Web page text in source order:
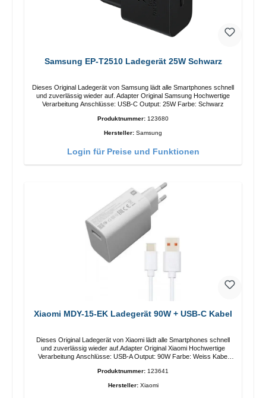
Samsung EP-T2510 Ladegerät 25W Schwarz
Dieses Original Ladegerät von Samsung lädt alle Smartphones schnell
und zuverlässig wieder auf. Adapter Original Samsung Hochwertige
Verarbeitung Anschlüsse: USB-C Output: 25W Farbe: Schwarz
Produktnummer: 123680
Hersteller: Samsung
Login für Preise und Funktionen
Xiaomi MDY-15-EK Ladegerät 90W + USB-C Kabel
Dieses Original Ladegerät von Xiaomi lädt alle Smartphones schnell
und zuverlässig wieder auf.Adapter Original Xiaomi Hochwertige
Verarbeitung Anschlüsse: USB-A Output: 90W Farbe: Weiss Kabel
Produktnummer: 123641
Hersteller: Xiaomi